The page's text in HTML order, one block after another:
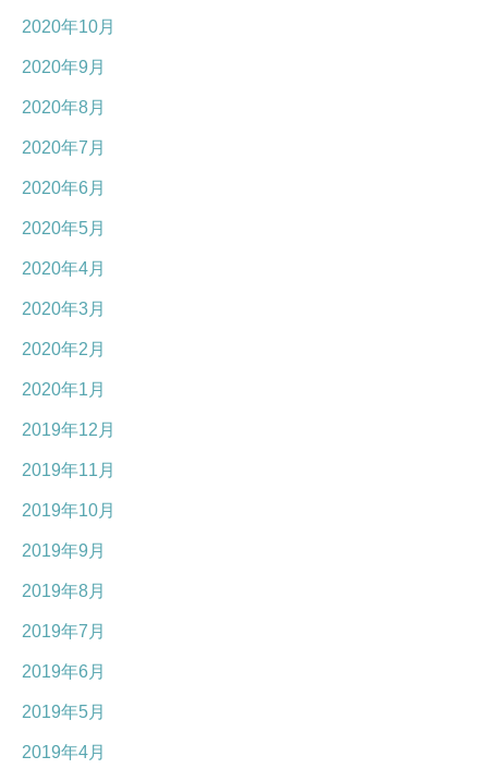
2020年10月
2020年9月
2020年8月
2020年7月
2020年6月
2020年5月
2020年4月
2020年3月
2020年2月
2020年1月
2019年12月
2019年11月
2019年10月
2019年9月
2019年8月
2019年7月
2019年6月
2019年5月
2019年4月